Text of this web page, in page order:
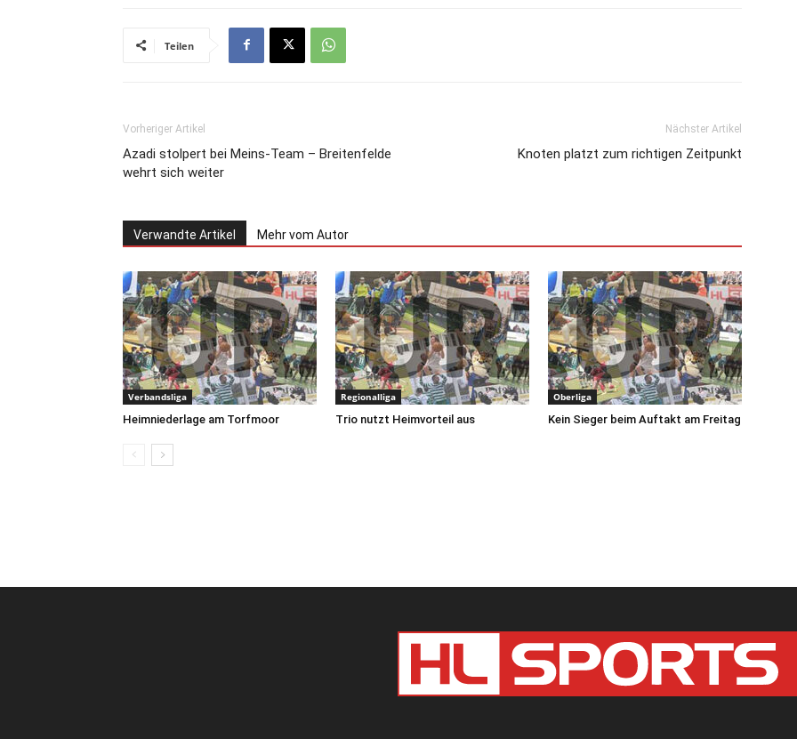
Teilen
Vorheriger Artikel
Azadi stolpert bei Meins-Team – Breitenfelde
wehrt sich weiter
Nächster Artikel
Knoten platzt zum richtigen Zeitpunkt
Verwandte Artikel Mehr vom Autor
Verbandsliga
Heimniederlage am Torfmoor
Regionalliga
Trio nutzt Heimvorteil aus
Oberliga
Kein Sieger beim Auftakt am Freitag